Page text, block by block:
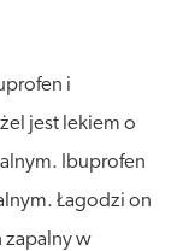
i
jest lekiem o
Ibuprofen
Łagodzi on
zapalny w